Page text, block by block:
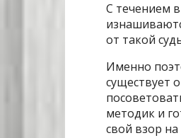
С течением
от такой
Именно
существует
методик и
свой взор